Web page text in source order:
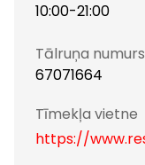
10:00-21:00
Tālruņa numurs
67071664
Tīmekļa vietne
https://